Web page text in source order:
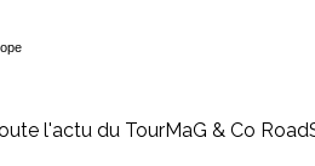
l'actu du TourMaG & Co